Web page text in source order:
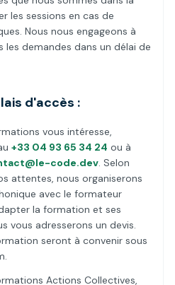
les sessions en cas de
Nous nous engageons à
demandes dans un délai de
d'accès :
vous intéresse,
+33 04 93 65 34 24 ou à
code.dev. Selon
attentes, nous organiserons
avec le formateur
la formation et ses
vous adresserons un devis.
seront à convenir sous
Actions Collectives,